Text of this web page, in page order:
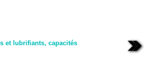
et lubrifiants, capacités